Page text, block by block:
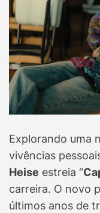
Explorando uma
vivências
Heise estreia “
carreira. O novo
últimos anos de